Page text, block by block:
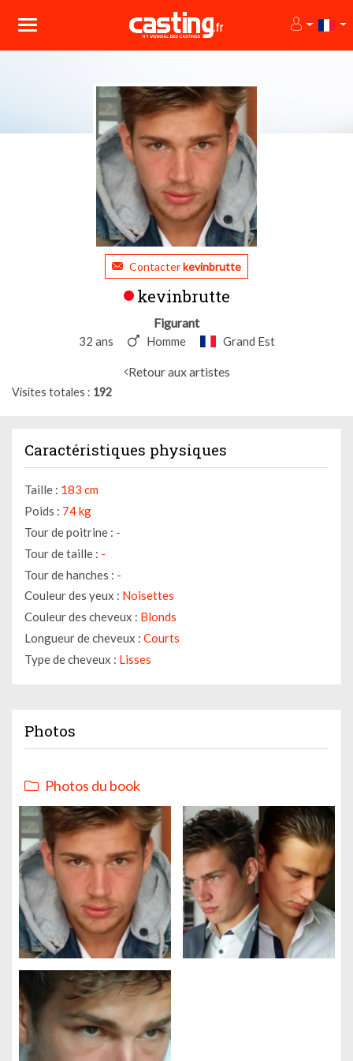
Contacterkevinbrutte
kevinbrutte
Figurant
32 ans Homme Grand Est
Retour aux artistes
Visites totales 192
Caractéristiques physiques
Taille : 183 cm
Poids : 74 kg
Tour de poitrine : -
Tour de taille : -
Tour de hanches : -
Couleur des yeux : Noisettes
Couleur des cheveux : Blonds
Longueur de cheveux : Courts
Type de cheveux : Lisses
Photos
Photos du book